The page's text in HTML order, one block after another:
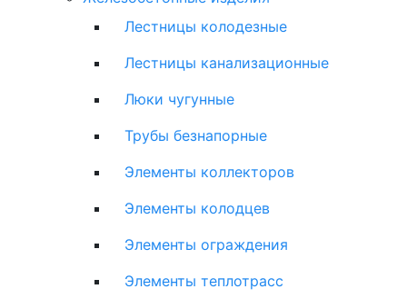
Лестницы колодезные
Лестницы канализационные
Люки чугунные
Трубы безнапорные
Элементы коллекторов
Элементы колодцев
Элементы ограждения
Элементы теплотрасс